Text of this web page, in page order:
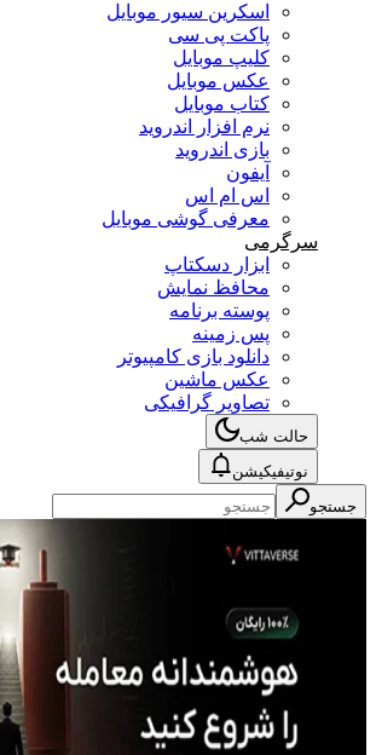
اسکرین سیور موبایل
پاکت پی سی
کلیپ موبایل
عکس موبایل
کتاب موبایل
نرم افزار اندروید
بازی اندروید
آیفون
اس ام اس
معرفی گوشی موبایل
سرگرمی
ابزار دسکتاپ
محافظ نمایش
پوسته برنامه
پس زمینه
دانلود بازی کامپیوتر
عکس ماشین
تصاویر گرافیکی
حالت شب
نوتیفیکیشن
جستجو